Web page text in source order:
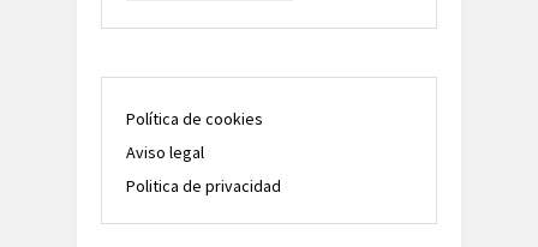
Política de cookies
Aviso legal
Politica de privacidad